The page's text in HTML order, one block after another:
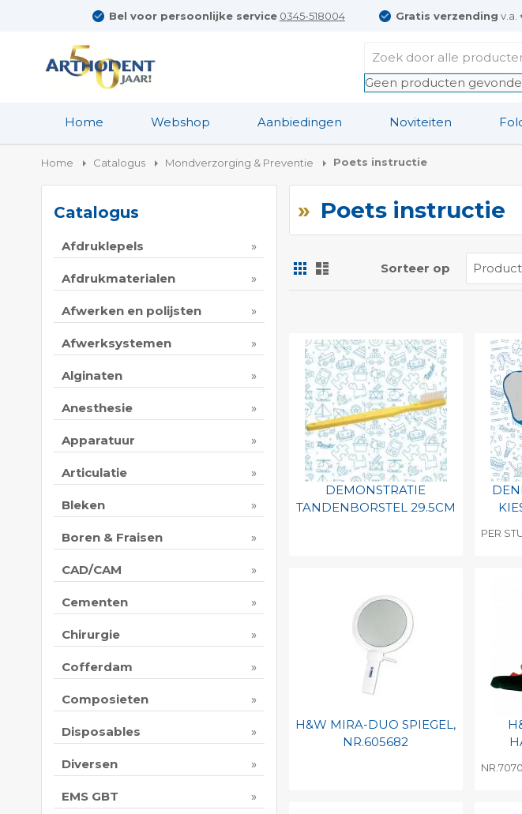
Bel voor persoonlijke service 0345-518004 Gratis verzending v.a.
Geen producten
Home Webshop Aanbiedingen Noviteiten
Home Catalogus Mondverzorging & Preventie Poets instructie
Poets instructie
Foto-
tabel Sorteer op
DEMONSTRATIE
TANDENBORSTEL 29.5CM
Print barcode
PER
H&W MIRA-DUO SPIEGEL,
NR.605682
Catalogus
Afdruklepels
Afdrukmaterialen
Afwerken en polijsten
Afwerksystemen
Alginaten
Anesthesie
Apparatuur
Articulatie
Bleken
Boren & Fraisen
CAD/CAM
Cementen
Chirurgie
Cofferdam
Composieten
Disposables
Diversen
EMS GBT